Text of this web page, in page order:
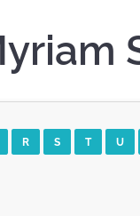
R S T U